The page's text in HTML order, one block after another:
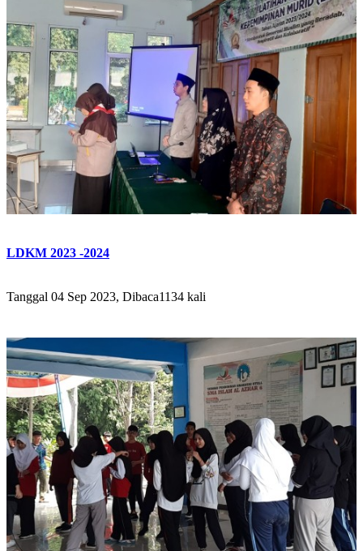
LDKM 2023 -2024
Tanggal 04 Sep 2023, Dibaca1134 kali